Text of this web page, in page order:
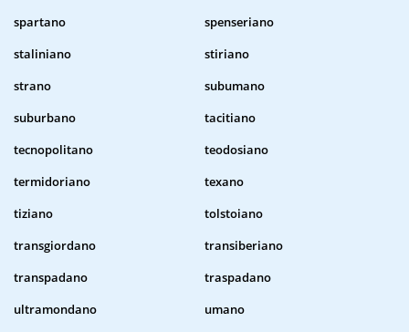
spartano
spenseriano
staliniano
stiriano
strano
subumano
suburbano
tacitiano
tecnopolitano
teodosiano
termidoriano
texano
tiziano
tolstoiano
transgiordano
transiberiano
transpadano
traspadano
ultramondano
umano